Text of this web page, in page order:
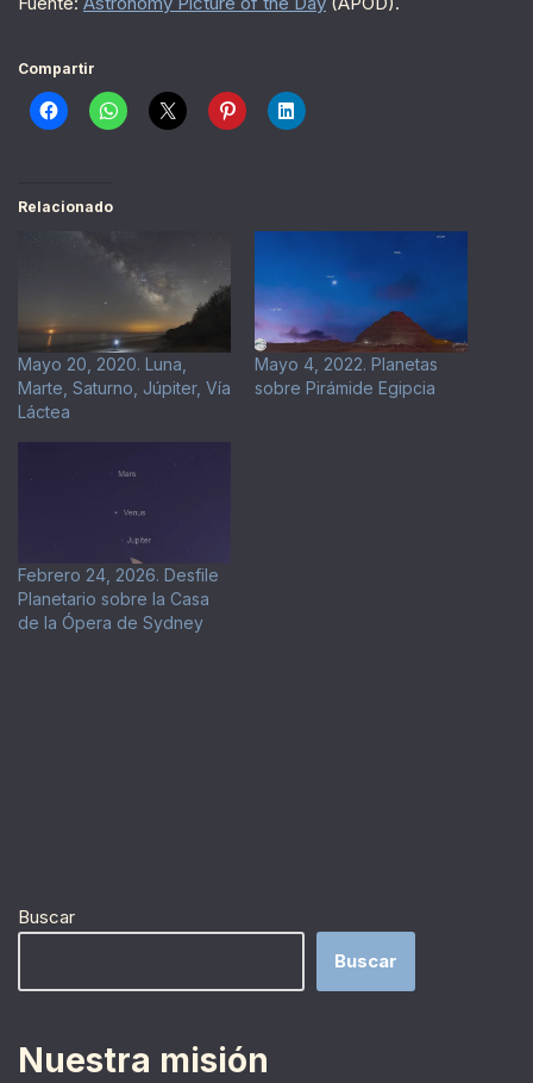
Compartir
Relacionado
Mayo 20, 2020. Luna,
Marte, Saturno, Júpiter, Vía
Láctea
Mayo 4, 2022. Planetas
sobre Pirámide Egipcia
Febrero 24, 2026. Desfile
Planetario sobre la Casa
de la Ópera de Sydney
Buscar
Buscar
Nuestra misión